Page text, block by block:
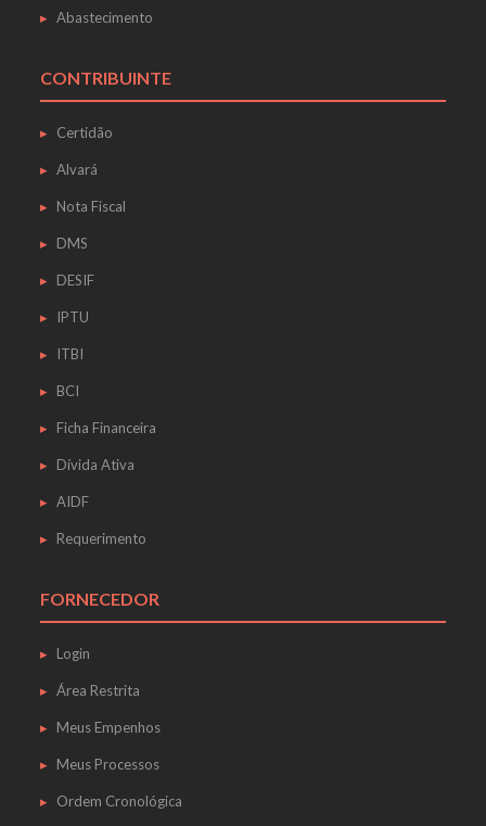
Abastecimento
CONTRIBUINTE
Certidão
Alvará
Nota Fiscal
DMS
DESIF
IPTU
ITBI
BCI
Ficha Financeira
Dívida Ativa
AIDF
Requerimento
FORNECEDOR
Login
Área Restrita
Meus Empenhos
Meus Processos
Ordem Cronológica